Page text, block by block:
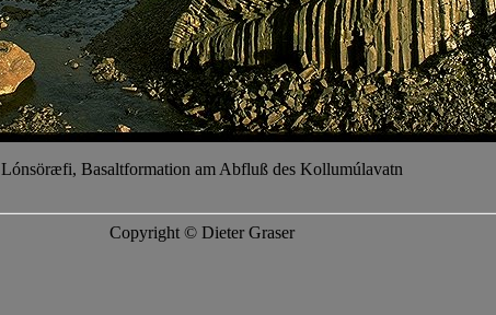
Lónsöræfi, Basaltformation am Abfluß des Kollumúlavatn
Copyright © Dieter Graser